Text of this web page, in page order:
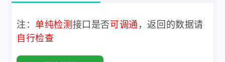
注： 单纯检测 接口是否 可调通 ，返回的数据请
自行检查